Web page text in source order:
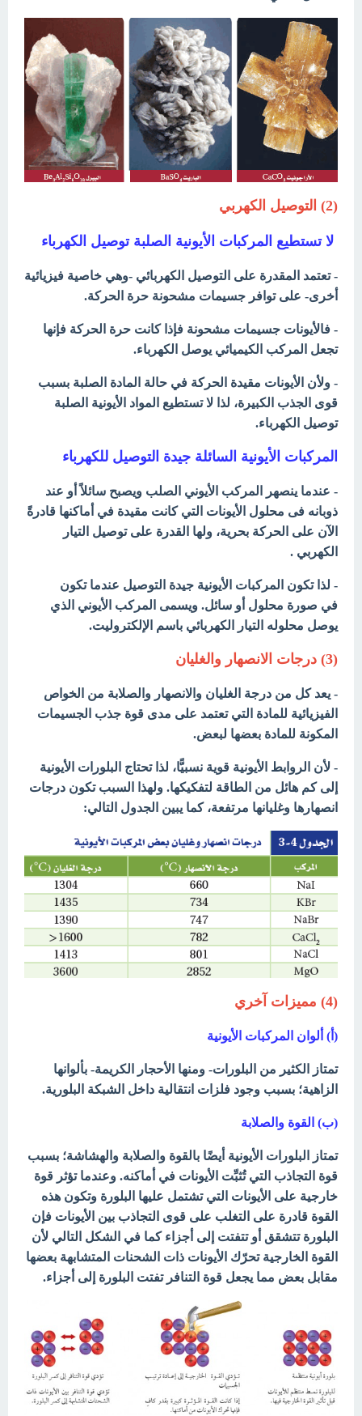
(2) التوصيل الكهربي
لا تستطيع المركبات الأيونية الصلبة توصيل الكهرباء
- تعتمد المقدرة على التوصيل الكهربائي -وهي خاصية فيزيائية
أخرى- على توافر جسيمات مشحونة حرة الحركة.
- فالأيونات جسيمات مشحونة فإذا كانت حرة الحركة فإنها
تجعل المركب الكيميائي يوصل الكهرباء.
- ولأن الأيونات مقيدة الحركة في حالة المادة الصلبة بسبب
قوى الجذب الكبيرة، لذا لا تستطيع المواد الأيونية الصلبة
توصيل الكهرباء.
المركبات الأيونية السائلة جيدة التوصيل للكهرباء
- عندما ينصهر المركب الأيوني الصلب ويصبح سائلاً أو عند
ذوبانه فى محلول الأيونات التي كانت مقيدة في أماكنها قادرةً
الآن على الحركة بحرية، ولها القدرة على توصيل التيار
الكهربي .
- لذا تكون المركبات الأيونية جيدة التوصيل عندما تكون
في صورة محلول أو سائل. ويسمى المركب الأيوني الذي
يوصل محلوله التيار الكهربائي باسم الإلكتروليت.
(3) درجات الانصهار والغليان
- يعد كل من درجة الغليان والانصهار والصلابة من الخواص
الفيزيائية للمادة التي تعتمد على مدى قوة جذب الجسيمات
المكونة للمادة بعضها لبعض.
- لأن الروابط الأيونية قوية نسبيًّا، لذا تحتاج البلورات الأيونية
إلى كم هائل من الطاقة لتفكيكها. ولهذا السبب تكون درجات
انصهارها وغليانها مرتفعة، كما يبين الجدول التالي:
(4) مميزات آخري
(أ) ألوان المركبات الأيونية
تمتاز الكثير من البلورات- ومنها الأحجار الكريمة- بألوانها
الزاهية؛ بسبب وجود فلزات انتقالية داخل الشبكة البلورية.
(ب) القوة والصلابة
تمتاز البلورات الأيونية أيضًا بالقوة والصلابة والهشاشة؛ بسبب
قوة التجاذب التي تُثبِّت الأيونات في أماكنه. وعندما تؤثر قوة
خارجية على الأيونات التي تشتمل عليها البلورة وتكون هذه
القوة قادرة على التغلب على قوى التجاذب بين الأيونات فإن
البلورة تتشقق أو تتفتت إلى أجزاء كما في الشكل التالي لأن
القوة الخارجية تحرّك الأيونات ذات الشحنات المتشابهة بعضها
مقابل بعض مما يجعل قوة التنافر تفتت البلورة إلى أجزاء.